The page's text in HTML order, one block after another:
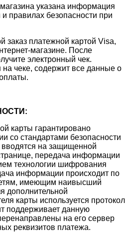
указана информация
правилах безопасности при
заказ платежной картой Visa,
магазине. После
электронный чек.
чеке, содержит все данные о
карты гарантировано
со стандартами безопасности
на защищенной
передача информации
технологии шифрования
информации происходит по
имеющим наивысший
дополнительной
карты используется протокол
поддерживает данную
на его сервер
реквизитов платежа.